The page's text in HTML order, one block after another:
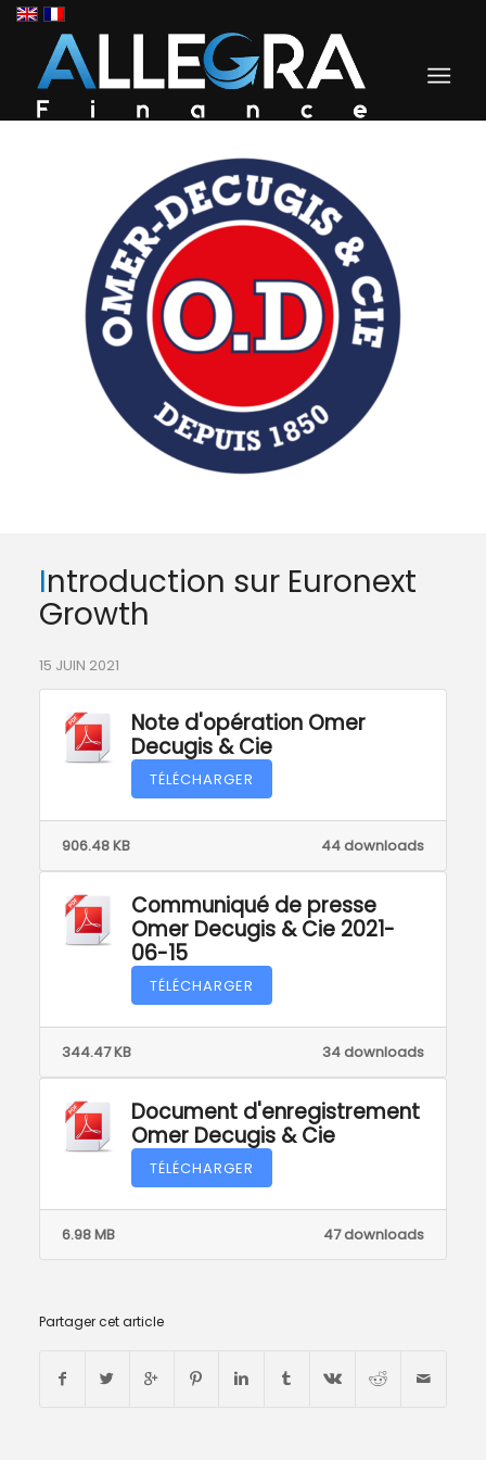
Introduction sur Euronext
Growth
15 JUIN 2021
Note d'opération Omer
Decugis & Cie
TÉLÉCHARGER
44 downloads
906.48 KB
Communiqué de presse
Omer Decugis & Cie 2021-
06-15
TÉLÉCHARGER
34 downloads
344.47 KB
Document d'enregistrement
Omer Decugis & Cie
TÉLÉCHARGER
47 downloads
6.98 MB
Partager cet article